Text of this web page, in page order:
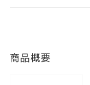
商品概要